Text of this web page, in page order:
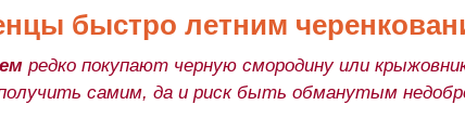
быстро летним
редко покупают черную смородину или
самим, да и риск быть обманутым